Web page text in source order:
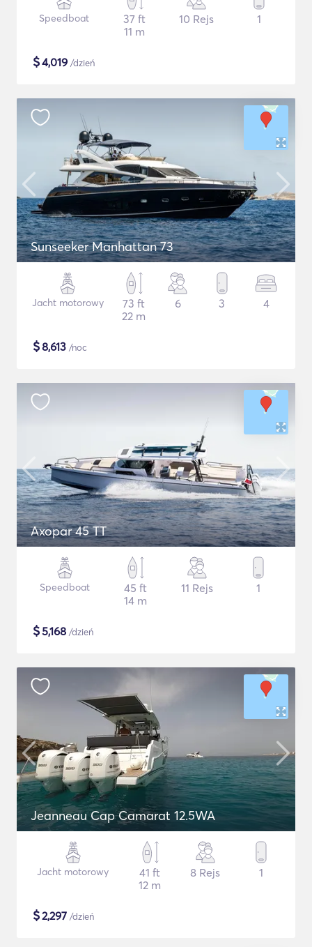
Speedboat
37 ft
11 m
10 Rejs 1
$4,019 /dzień
Sunseeker Manhattan 73
Jacht motorowy
73 ft
22 m
6 3 4
$8,613 /noc
Axopar 45 TT
Speedboat
45 ft
14 m
11 Rejs 1
$5,168 /dzień
Jeanneau Cap Camarat 12.5WA
Jacht motorowy
41 ft
12 m
8 Rejs 1
$2,297 /dzień